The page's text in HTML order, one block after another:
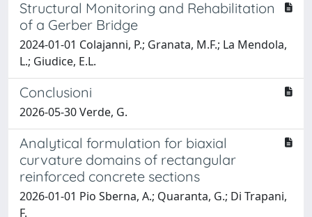
Structural Monitoring and Rehabilitation
of a Gerber Bridge
2024-01-01 Colajanni, P.; Granata, M.F.; La Mendola,
L.; Giudice, E.L.
Conclusioni
2026-05-30 Verde, G.
Analytical formulation for biaxial
curvature domains of rectangular
reinforced concrete sections
2026-01-01 Pio Sberna, A.; Quaranta, G.; Di Trapani,
F.